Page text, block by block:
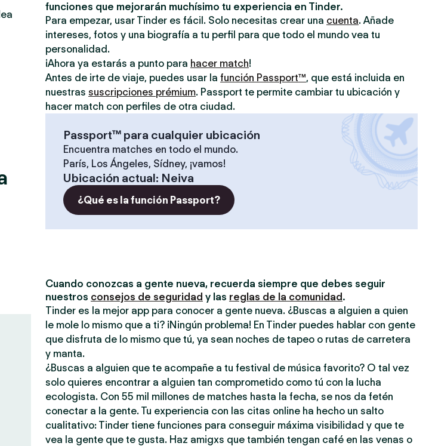
funciones que mejorarán muchísimo tu experiencia en Tinder.
Para empezar, usar Tinder es fácil. Solo necesitas crear una cuenta. Añade
intereses, fotos y una biografía a tu perfil para que todo el mundo vea tu
personalidad.
¡Ahora ya estarás a punto para hacer match!
Antes de irte de viaje, puedes usar la función Passport™, que está incluida en
nuestras suscripciones prémium. Passport te permite cambiar tu ubicación y
hacer match con perfiles de otra ciudad.
Passport™ para cualquier ubicación
Encuentra matches en todo el mundo.
París, Los Ángeles, Sídney, ¡vamos!
Ubicación actual: Neiva
¿Qué es la función Passport?
Cuando conozcas a gente nueva, recuerda siempre que debes seguir
nuestros consejos de seguridad y las reglas de la comunidad .
Tinder es la mejor app para conocer a gente nueva. ¿Buscas a alguien a quien
le mole lo mismo que a ti? ¡Ningún problema! En Tinder puedes hablar con gente
que disfruta de lo mismo que tú, ya sean noches de tapeo o rutas de carretera
y manta.
¿Buscas a alguien que te acompañe a tu festival de música favorito? O tal vez
solo quieres encontrar a alguien tan comprometido como tú con la lucha
ecologista. Con 55 mil millones de matches hasta la fecha, se nos da fetén
conectar a la gente. Tu experiencia con las citas online ha hecho un salto
cualitativo: Tinder tiene funciones para conseguir máxima visibilidad y que te
vea la gente que te gusta. Haz amigxs que también tengan café en las venas o